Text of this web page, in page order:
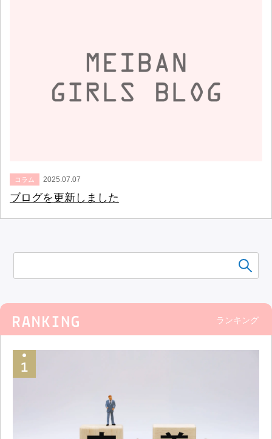
ランキング
コラム 2025.07.07
ブログを更新しました